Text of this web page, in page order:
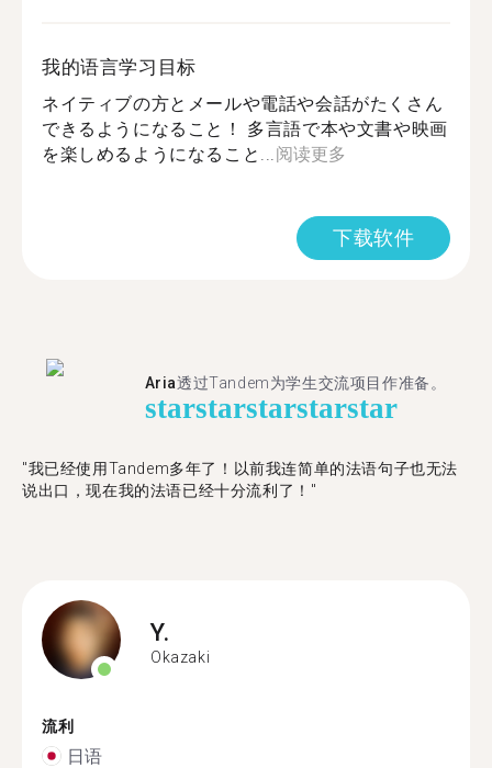
我的语言学习目标
ネイティブの方とメールや電話や会話がたくさん
できるようになること！ 多言語で本や文書や映画
を楽しめるようになること...阅读更多
下载软件
Aria透过Tandem为学生交流项目作准备。
starstarstarstarstar
"​​我已经使用Tandem多年了！以前我连简单的法语句子也无法
说出口，现在我的法语已经十分流利了！"
Y.
Okazaki
流利
日语